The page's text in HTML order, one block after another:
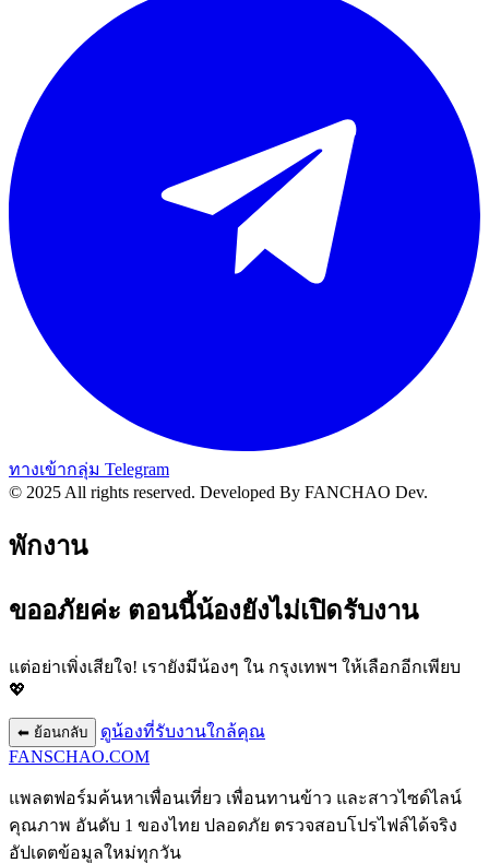
ทางเข้ากลุ่ม Telegram
© 2025 All rights reserved. Developed By FANCHAO Dev.
พักงาน
ขออภัยค่ะ ตอนนี้น้องยังไม่เปิดรับงาน
แต่อย่าเพิ่งเสียใจ! เรายังมีน้องๆ ใน กรุงเทพฯ ให้เลือกอีกเพียบ
💖
⬅ ย้อนกลับ
ดูน้องที่รับงานใกล้คุณ
FANSCHAO.COM
แพลตฟอร์มค้นหาเพื่อนเที่ยว เพื่อนทานข้าว และสาวไซด์ไลน์
คุณภาพ อันดับ 1 ของไทย ปลอดภัย ตรวจสอบโปรไฟล์ได้จริง
อัปเดตข้อมูลใหม่ทุกวัน